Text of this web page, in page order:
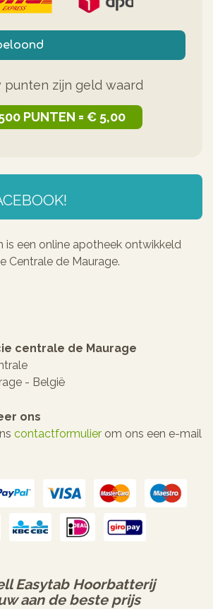
punten zijn geld waard
PUNTEN = € 5,00
is een online apotheek ontwikkeld
Centrale de Maurage.
centrale de Maurage
- België
ons
contactformulier om ons een e-mail
Easytab Hoorbatterij
aan de beste prijs